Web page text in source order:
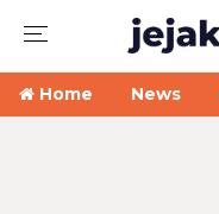
Home News